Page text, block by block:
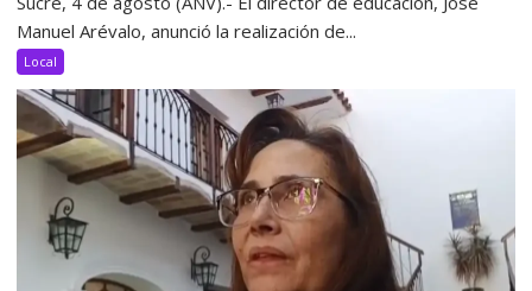
Manuel Arévalo, anunció la realización de...
Local